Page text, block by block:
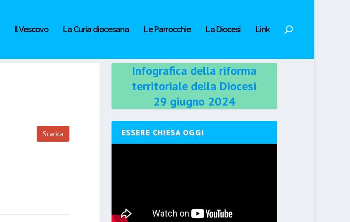
Il Vescovo La Curia diocesana Le Parrocchie La Diocesi Link
Scarica
Infografica della riforma
territoriale della Diocesi
29 giugno 2024
ESSERE CHIESA OGGI